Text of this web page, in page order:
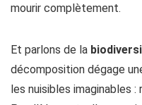
mourir complètement.
Et parlons de la
décomposition dégage
les nuisibles imaginables :